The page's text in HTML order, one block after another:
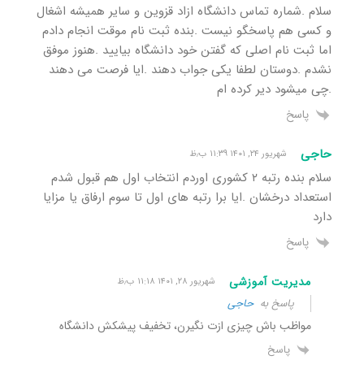
سلام .شماره تماس دانشگاه ازاد قزوین و سایر همیشه اشغال
و کسی هم پاسخگو نیست .بنده ثبت نام موقت انجام دادم
اما ثبت نام اصلی که گفتن خود دانشگاه بیایید .هنوز موفق
نشدم .دوستان لطفا یکی جواب دهند .ایا فرصت می دهند
.چی میشود دیر کرده ام
پاسخ
حاجی شهریور ۲۴, ۱۴۰۱ ۱۱:۳۹ ب٫ظ
سلام بنده رتبه ۲ کشوری اوردم انتخاب اول هم قبول شدم
استعداد درخشان .ایا برا رتبه های اول تا سوم ارفاق یا مزایا
دارد
پاسخ
مدیریت آموزشی شهریور ۲۸, ۱۴۰۱ ۱۱:۱۸ ب٫ظ
پاسخ بهحاجی
مواظب باش چیزی ازت نگیرن، تخفیف پیشکش دانشگاه
پاسخ